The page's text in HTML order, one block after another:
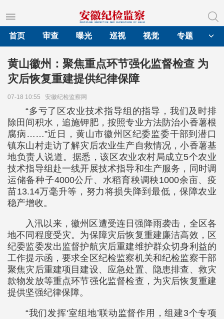
首页
审查 曝光 巡视 视觉 专题
黄山徽州：聚焦重点环节强化监督检查 为
灾后恢复重建提供纪律保障
07-18 10:55 安徽纪检监察网
“多亏了区农业技术指导组的指导，我们及时排
除田间积水，追施钾肥，按照专业方法防治小香薯根
腐病……”近日，黄山市徽州区纪委监委干部到潜口
镇东山村走访了解灾后农业生产自救情况，小香薯基
地负责人说道。据悉，该区农业农村局成立5个农业
技术指导组赴一线开展技术指导和生产服务，同时调
运储备种子4000公斤、水稻育秧调秧1000余亩、疫
苗13.14万毫升等，努力将损失降到最低，保障农业
稳产增收。
入汛以来，徽州区遭受连日强降雨袭击，全区各
地不同程度受灾。为保障灾后恢复重建廉洁高效，区
纪委监委发出监督护航灾后重建维护群众切身利益的
工作提示函，要求全区纪检监察机关和纪检监察干部
聚焦灾后重建项目建设、应急处置、隐患排查、救灾
款物发放等重点环节强化监督检查，为灾后恢复重建
提供坚强纪律保障。
“我们发挥‘室组地’联动监督作用，组建3个专项